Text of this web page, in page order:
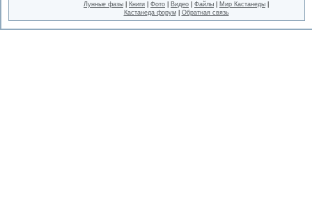
Лунные фазы Книги Фото Видео Файлы Мир Кастанеды
Кастанеда форум| Обратная связь